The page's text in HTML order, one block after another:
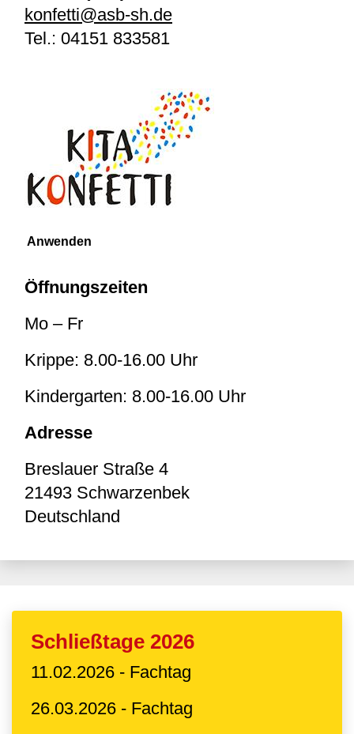
konfetti@asb-sh.de
Tel.: 04151 833581
Öffnungszeiten
Mo – Fr
Krippe: 8.00-16.00 Uhr
Kindergarten: 8.00-16.00 Uhr
Adresse
Breslauer Straße 4
21493 Schwarzenbek
Deutschland
Schließtage 2026
11.02.2026 - Fachtag
26.03.2026 - Fachtag